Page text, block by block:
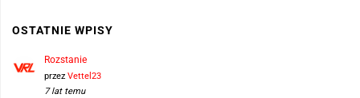
OSTATNIE WPISY
Rozstanie
przez Vettel23
7 lat temu